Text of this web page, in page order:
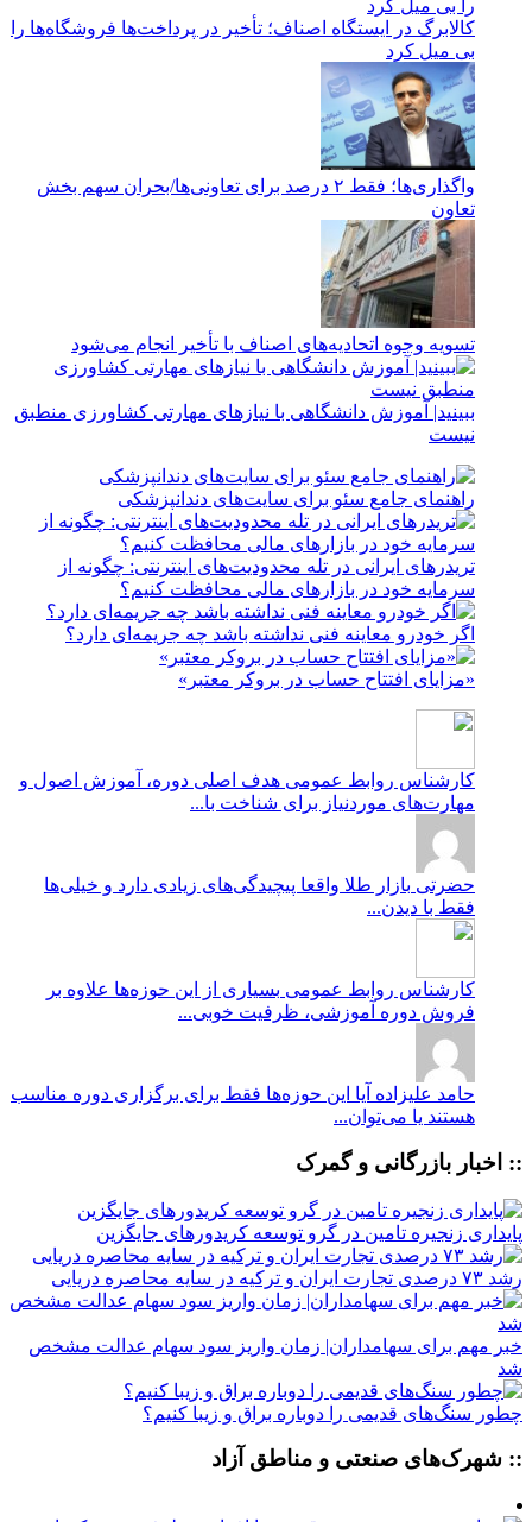
کالابرگ در ایستگاه اصناف؛ تأخیر در پرداخت‌ها فروشگاه‌ها را
بی میل کرد
واگذاری‌ها؛ فقط ۲ درصد برای تعاونی‌ها/بحران سهم بخش
تعاون
تسویه وجوه اتحادیه‌های اصناف با تأخیر انجام می‌شود
ببینید| آموزش دانشگاهی با نیازهای مهارتی کشاورزی منطبق
نیست
راهنمای جامع سئو برای سایت‌های دندانپزشکی
تریدرهای ایرانی در تله محدودیت‌های اینترنتی: چگونه از
سرمایه خود در بازارهای مالی محافظت کنیم؟
اگر خودرو معاینه فنی نداشته باشد چه جریمه‌ای دارد؟
«مزایای افتتاح حساب در بروکر معتبر»
کارشناس روابط عمومی هدف اصلی دوره، آموزش اصول و
مهارت‌های موردنیاز برای شناخت با...
حضرتی بازار طلا واقعا پیچیدگی‌های زیادی دارد و خیلی‌ها
فقط با دیدن...
کارشناس روابط عمومی بسیاری از این حوزه‌ها علاوه بر
فروش دوره آموزشی، ظرفیت خوبی...
حامد علیزاده آیا این حوزه‌ها فقط برای برگزاری دوره مناسب
هستند یا می‌توان...
:: اخبار بازرگانی و گمرک
پایداری زنجیره تامین در گرو توسعه کریدورهای جایگزین
رشد ۷۳ درصدی تجارت ایران و ترکیه در سایه محاصره دریایی
خبر مهم برای سهامداران| زمان واریز سود سهام عدالت مشخص
شد
چطور سنگ‌های قدیمی را دوباره براق و زیبا کنیم؟
:: شهرک‌های صنعتی و مناطق آزاد